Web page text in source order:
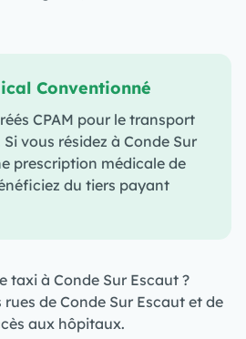
Conventionné
CPAM pour le transport
vous résidez à Conde Sur
prescription médicale de
du tiers payant
taxi à Conde Sur Escaut ?
rues de Conde Sur Escaut et de
aux hôpitaux.